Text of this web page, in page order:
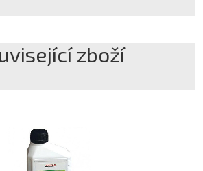
zboží